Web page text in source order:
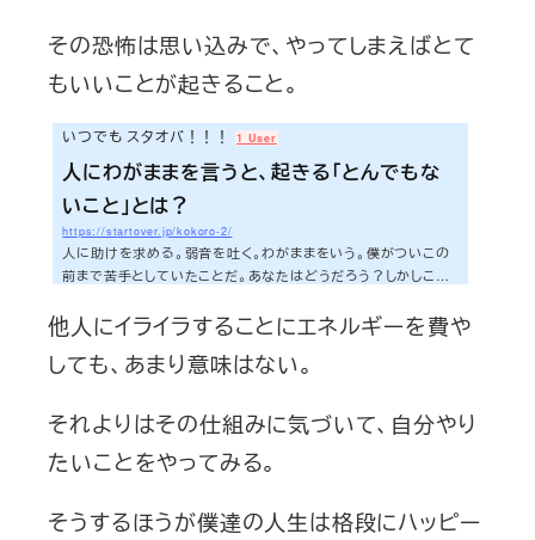
その恐怖は思い込みで、やってしまえばとて
もいいことが起きること。
いつでも スタオバ！！！ 1 User
人にわがままを言うと、起きる「とんでもな
いこと」とは？
https://startover.jp/kokoro-2/
人に助けを求める。弱音を吐く。わがままをいう。僕がついこの
前まで苦手としていたことだ。あなたはどうだろう？しかしこれ
なことだ。少なくとも僕の場合はそうだった。どんなことが起き
るのか。知りたいあなたに向けて、今日は書いていくことにしよ
う。さぁ、今日も早速行ってみよう！！！弱音を吐くことが苦手
がままを言うことはみっともない」。そんな感じのことを思ってき
た。そう思って、今までは自分...
他人にイライラすることにエネルギーを費や
しても、あまり意味はない。
それよりはその仕組みに気づいて、自分やり
たいことをやってみる。
そうするほうが僕達の人生は格段にハッピー